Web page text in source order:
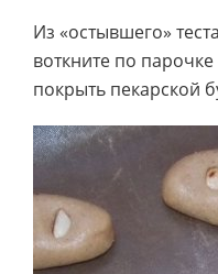
Из «остывшего»
воткните по
покрыть пекарской